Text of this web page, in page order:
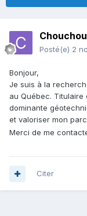
Chouchou
Posté(e) 2
Bonjour,
Je suis à la
au Québec.
dominante
et valoriser mon
Merci de me
Citer